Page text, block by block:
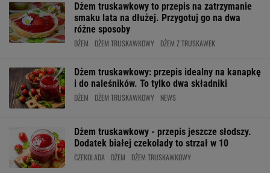
Dżem truskawkowy to przepis na zatrzymanie
smaku lata na dłużej. Przygotuj go na dwa
różne sposoby
DŻEM DŻEM TRUSKAWKOWY DŻEM Z TRUSKAWEK
Dżem truskawkowy: przepis idealny na kanapkę
i do naleśników. To tylko dwa składniki
DŻEM DŻEM TRUSKAWKOWY NEWS
Dżem truskawkowy - przepis jeszcze słodszy.
Dodatek białej czekolady to strzał w 10
CZEKOLADA DŻEM DŻEM TRUSKAWKOWY